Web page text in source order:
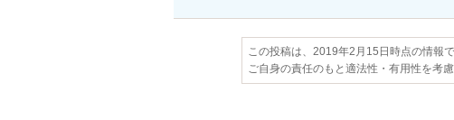
この投稿は、2019年2月15日時点の情報で
ご自身の責任のもと適法性・有用性を考